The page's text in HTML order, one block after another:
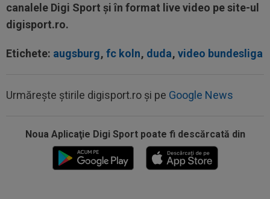
canalele Digi Sport și în format live video pe site-ul
digisport.ro.
Etichete: augsburg, fc koln, duda, video bundesliga
Urmărește știrile digisport.ro și pe Google News
Noua Aplicaţie Digi Sport poate fi descărcată din
Fiorentina!
EXCLUSIV
Ce se va întâmpla cu Filipe